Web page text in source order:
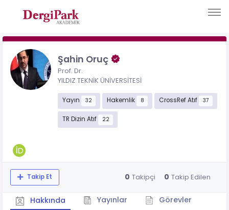
Şahin Oruç
Prof. Dr.
YILDIZ TEKNİK ÜNİVERSİTESİ
Yayın 32 Hakemlik 8 CrossRef Atıf 37
TR Dizin Atıf 22
Takip Et 0 Takipçi 0 Takip Edilen
Hakkında Yayınlar
Görevler